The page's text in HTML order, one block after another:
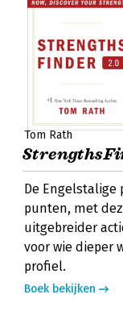
Tom Rath
De Engelstalige
punten, met
uitgebreider
voor wie dieper
profiel.
Boek bekijken